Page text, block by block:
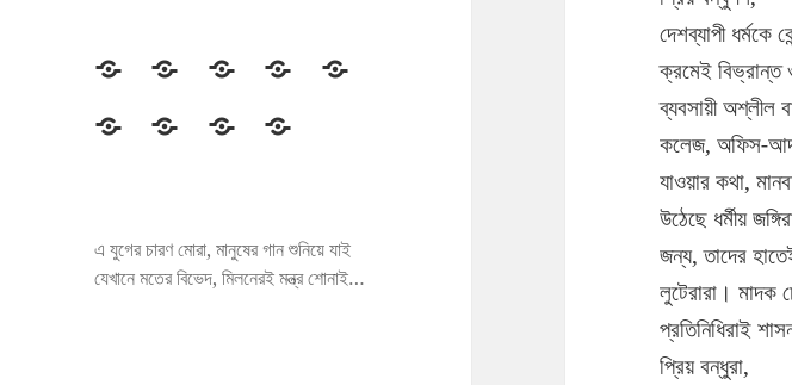
উদীচী সংগঠন
জাতীয়
জেলা/
সংবাদ
প্রকাশনাসাহিত্য
ছবি
ENGLISH
এ যুগের চারণ মোরা, মানুষের গান শুনিয়ে যাই
যেখানে মতের বিভেদ, মিলনেরই মন্ত্র শোনাই…
দেশব্যাপী ধর্মকে
ক্রমেই বিভ্রান্ত
ব্যবসায়ী অশ্লীল
কলেজ, অফিস-
যাওয়ার কথা,
উঠেছে ধর্মীয়
জন্য, তাদের
লুটেরারা। মাদক
প্রতিনিধিরাই
প্রিয় বন্ধুরা,